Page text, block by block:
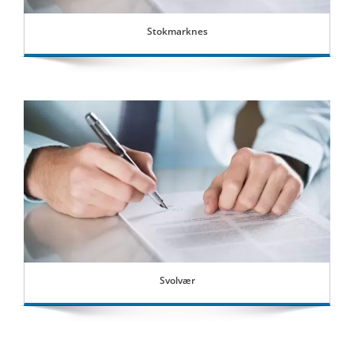
Stokmarknes
Svolvær